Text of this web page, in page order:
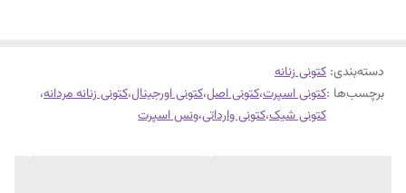
زیره پیو طبی کفی طبی
لژ ۵سانت طبی
دسته‌بندی: کتونی زنانه
برچسب‌ها :کتونی اسپرت،کتونی اصل،کتونی اورجینال،کتونی زنانه مردانه،
کتونی شیک،کتونی وارداتی،ونس اسپرت